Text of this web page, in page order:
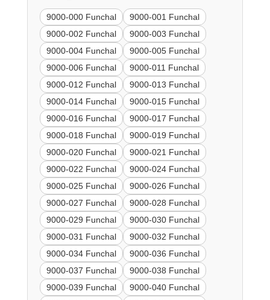
9000-000 Funchal
9000-001 Funchal
9000-002 Funchal
9000-003 Funchal
9000-004 Funchal
9000-005 Funchal
9000-006 Funchal
9000-011 Funchal
9000-012 Funchal
9000-013 Funchal
9000-014 Funchal
9000-015 Funchal
9000-016 Funchal
9000-017 Funchal
9000-018 Funchal
9000-019 Funchal
9000-020 Funchal
9000-021 Funchal
9000-022 Funchal
9000-024 Funchal
9000-025 Funchal
9000-026 Funchal
9000-027 Funchal
9000-028 Funchal
9000-029 Funchal
9000-030 Funchal
9000-031 Funchal
9000-032 Funchal
9000-034 Funchal
9000-036 Funchal
9000-037 Funchal
9000-038 Funchal
9000-039 Funchal
9000-040 Funchal